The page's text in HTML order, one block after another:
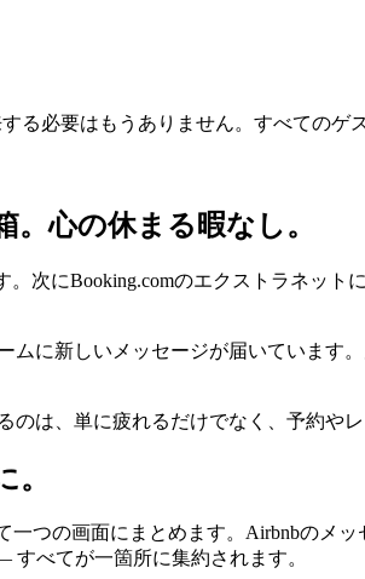
る必要はもうありません。すべての
心の休まる暇なし。
にBooking.comのエクストラネット
に新しいメッセージが届いています
は、単に疲れるだけでなく、予約や
つの画面にまとめます。Airbnbのメッ
すべてが一箇所に集約されます。